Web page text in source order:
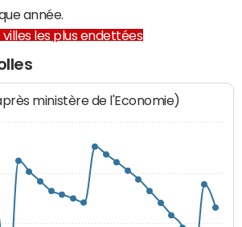
année.
villes les plus endettées
ministère de l'Economie)